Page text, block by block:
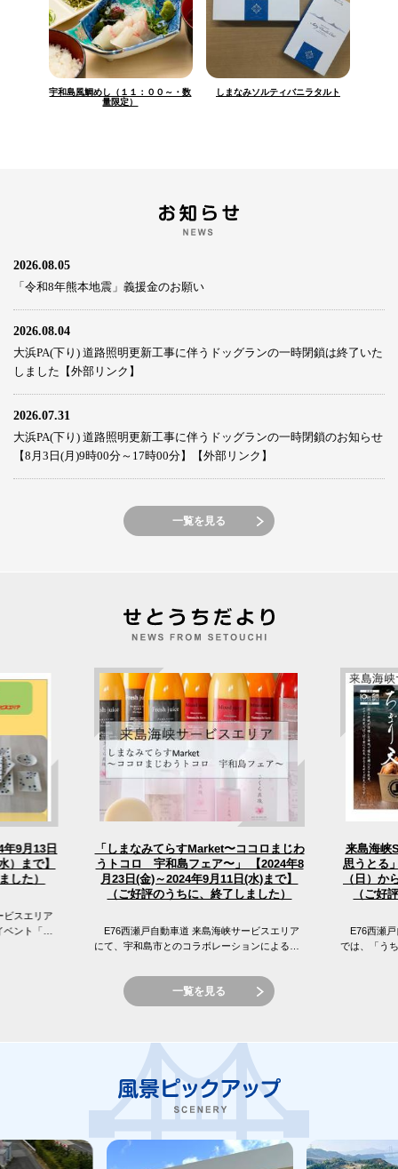
宇和島風鯛めし（１１：００～・数
量限定）
しまなみソルティバニラタルト
2026.08.05
「令和8年熊本地震」義援金のお願い
2026.08.04
大浜PA(下り) 道路照明更新工事に伴うドッグランの一時閉鎖は終了いた
しました【外部リンク】
2026.07.31
大浜PA(下り) 道路照明更新工事に伴うドッグランの一時閉鎖のお知らせ
【8月3日(月)9時00分～17時00分】【外部リンク】
一覧を見る
9月13日
）まで】
した）
スエリア
ント「え
「しまなみてらすMarket〜ココロまじわ
うトコロ 宇和島フェア〜」 【2024年8
月23日(金)～2024年9月11日(水)まで】
（ご好評のうちに、終了しました）
E76西瀬戸自動車道 来島海峡サービスエリア
にて、宇和島市とのコラボレーションによる
ロ 宇和島フェア〜」を開催...
来島海峡
思うとる
（日）か
（ご好
E76西瀬戸
では、「う
一覧を見る